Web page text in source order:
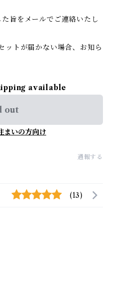
旨をメールでご連絡いたし
ットが届かない場合、お知ら
available
out
まいの方向け
通報する
(13)